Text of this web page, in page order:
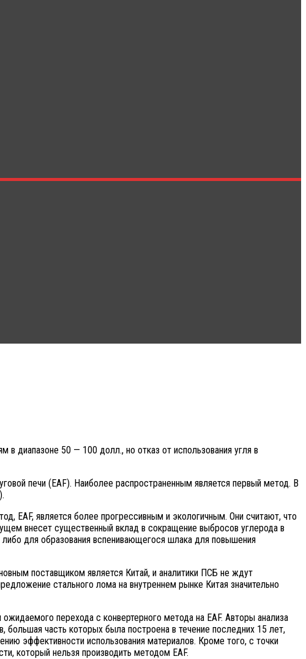
диапазоне 50 — 100 долл., но отказ от использования угля в
печи (EAF). Наиболее распространенным является первый метод. В
EAF, является более прогрессивным и экологичным. Они считают, что
внесет существенный вклад в сокращение выбросов углерода в
для образования вспенивающегося шлака для повышения
поставщиком является Китай, и аналитики ПСБ не ждут
стального лома на внутреннем рынке Китая значительно
перехода с конвертерного метода на EAF. Авторы анализа
часть которых была построена в течение последних 15 лет,
эффективности использования материалов. Кроме того, с точки
который нельзя производить методом EAF.